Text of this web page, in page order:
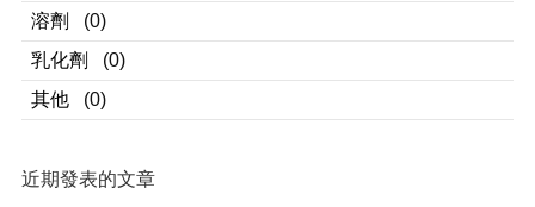
溶劑
(0)
乳化劑
(0)
其他
(0)
近期發表的文章